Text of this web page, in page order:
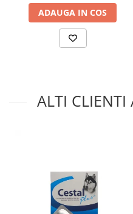
ADAUGA IN COS
ALTI CLIENTI